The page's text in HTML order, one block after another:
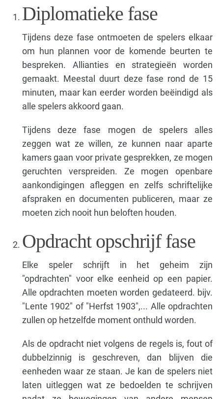
Diplomatieke fase
Tijdens deze fase ontmoeten de spelers elkaar
om hun plannen voor de komende beurten te
bespreken. Allianties en strategieën worden
gemaakt. Meestal duurt deze fase rond de 15
minuten, maar kan eerder worden beëindigd als
alle spelers akkoord gaan.
Tijdens deze fase mogen de spelers alles
zeggen wat ze willen, ze kunnen naar aparte
kamers gaan voor private gesprekken, ze mogen
geruchten verspreiden. Ze mogen openbare
aankondigingen afleggen en zelfs schriftelijke
afspraken en documenten publiceren, maar ze
moeten zich nooit hun beloften houden.
Opdracht opschrijf fase
Elke speler schrijft in het geheim zijn
"opdrachten" voor elke eenheid op een papier.
Alle opdrachten moeten worden gedateerd. bijv.
"Lente 1902" of "Herfst 1903",... Alle opdrachten
zullen op hetzelfde moment onthuld worden.
Als de opdracht niet volgens de regels is, fout of
dubbelzinnig is geschreven, dan blijven die
eenheden waar ze staan. Je kan de spelers niet
laten uitleggen wat ze bedoelden te schrijven